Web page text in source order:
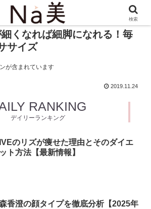
くなれば細脚になれる！毎
サイズ
が含まれています
2019.11.24
RANKING
デイリーランキング
IVEのリズが痩せた理由とそのダイエ
ット方法【最新情報】
香澄の顔タイプを徹底分析【2025年
検索